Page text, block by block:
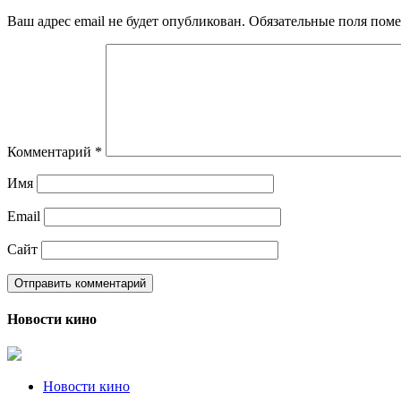
Ваш адрес email не будет опубликован. Обязательные поля
Комментарий *
Имя
Email
Сайт
Новости кино
Новости кино